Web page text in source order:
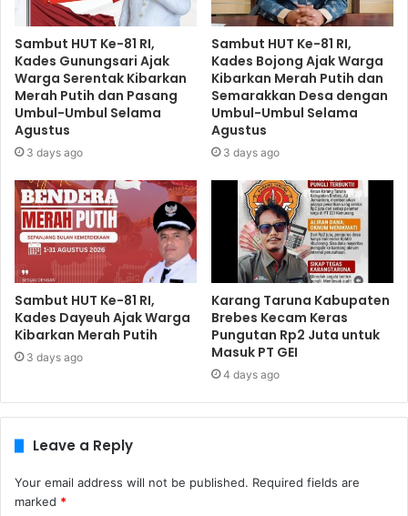
Sambut HUT Ke-81 RI,
Kades Gunungsari Ajak
Warga Serentak Kibarkan
Merah Putih dan Pasang
Umbul-Umbul Selama
Agustus
3 days ago
Sambut HUT Ke-81 RI,
Kades Bojong Ajak Warga
Kibarkan Merah Putih dan
Semarakkan Desa dengan
Umbul-Umbul Selama
Agustus
3 days ago
Sambut HUT Ke-81 RI,
Kades Dayeuh Ajak Warga
Kibarkan Merah Putih
3 days ago
​Karang Taruna Kabupaten
Brebes Kecam Keras
Pungutan Rp2 Juta untuk
Masuk PT GEI
4 days ago
Leave a Reply
Your email address will not be published. Required fields are
marked *